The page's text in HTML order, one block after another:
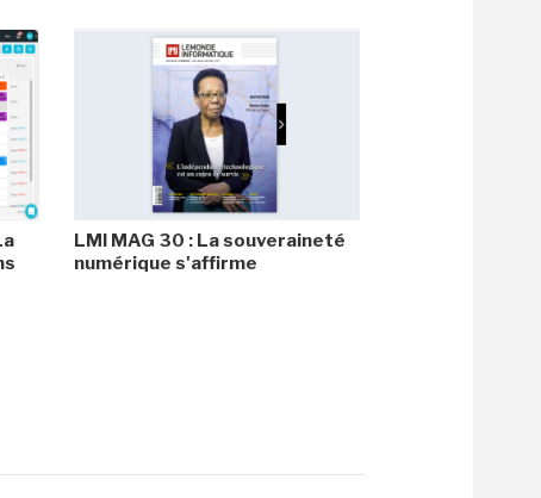
LMI MAG 30 : La souveraineté
numérique s'affirme